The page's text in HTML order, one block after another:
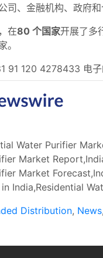
司、金融机构、政府和
在80 个国家开展了多
。
91 120 4278433 电子
Water Purifier
Market
Market
India,Residential
Distribution, News,